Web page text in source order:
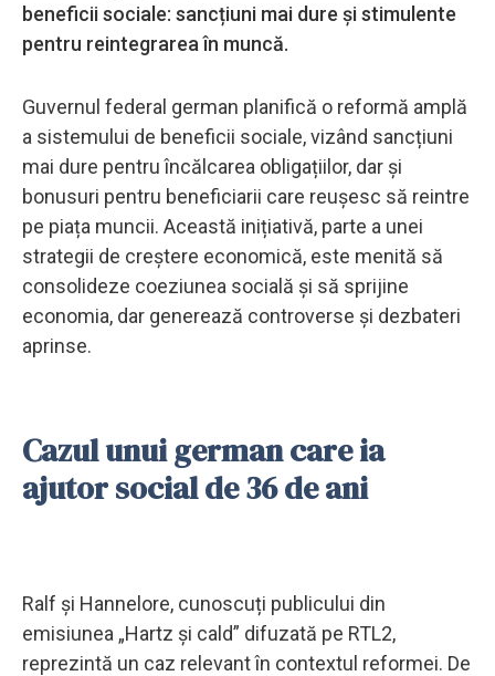
beneficii sociale: sancțiuni mai dure și stimulente
pentru reintegrarea în muncă.
Guvernul federal german planifică o reformă amplă
a sistemului de beneficii sociale, vizând sancțiuni
mai dure pentru încălcarea obligațiilor, dar și
bonusuri pentru beneficiarii care reușesc să reintre
pe piața muncii. Această inițiativă, parte a unei
strategii de creștere economică, este menită să
consolideze coeziunea socială și să sprijine
economia, dar generează controverse și dezbateri
aprinse.
Cazul unui german care ia
ajutor social de 36 de ani
Ralf și Hannelore, cunoscuți publicului din
emisiunea „Hartz și cald” difuzată pe RTL2,
reprezintă un caz relevant în contextul reformei. De